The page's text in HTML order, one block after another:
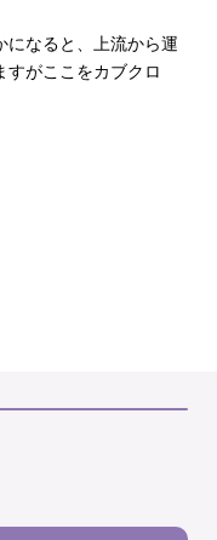
になると、上流から運
すがここをカブクロ